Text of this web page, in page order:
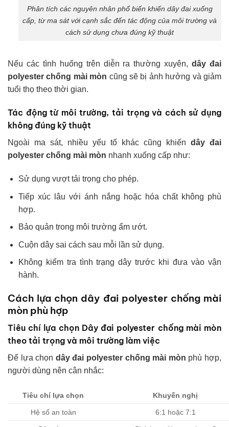
Phân tích các nguyên nhân phổ biến khiến dây đai xuống
cấp, từ ma sát với cạnh sắc đến tác động của môi trường và
cách sử dụng chưa đúng kỹ thuật
Nếu các tình huống trên diễn ra thường xuyên,dây đai
polyester chống mài mòn cũng sẽ bị ảnh hưởng và giảm
tuổi thọ theo thời gian.
Tác động từ môi trường, tải trọng và cách sử dụng
không đúng kỹ thuật
Ngoài ma sát, nhiều yếu tố khác cũng khiến dây đai
polyester chống mài mòn nhanh xuống cấp như:
Sử dụng vượt tải trọng cho phép.
Tiếp xúc lâu với ánh nắng hoặc hóa chất không phù
hợp.
Bảo quản trong môi trường ẩm ướt.
Cuộn dây sai cách sau mỗi lần sử dụng.
Không kiểm tra tình trạng dây trước khi đưa vào vận
hành.
Cách lựa chọn dây đai polyester chống mài
mòn phù hợp
Tiêu chí lựa chọn Dây đai polyester chống mài mòn
theo tải trọng và môi trường làm việc
Để lựa chọn dây đai polyester chống mài mòn phù hợp,
người dùng nên cân nhắc:
Tiêu chí lựa chọn Khuyến nghị
Hệ số an toàn 6:1 hoặc 7:1